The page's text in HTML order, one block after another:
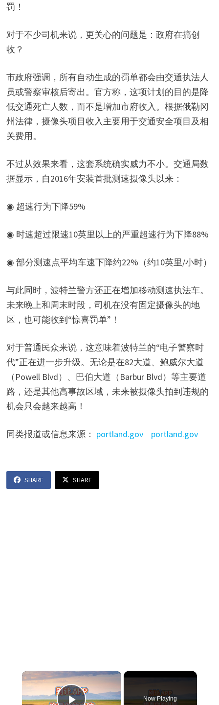
罚！
对于不少司机来说，更关心的问题是：政府在搞创
收？
市政府强调，所有自动生成的罚单都会由交通执法人
员或警察审核后寄出。官方称，这项计划的目的是降
低交通死亡人数，而不是增加市府收入。根据俄勒冈
州法律，摄像头项目收入主要用于交通安全项目及相
关费用。
不过从效果来看，这套系统确实威力不小。交通局数
据显示，自2016年安装首批测速摄像头以来：
◉ 超速行为下降59%
◉ 时速超过限速10英里以上的严重超速行为下降88%
◉ 部分测速点平均车速下降约22%（约10英里/小时）
与此同时，波特兰警方还正在增加移动测速执法车。
未来晚上和周末时段，司机在没有固定摄像头的地
区，也可能收到“惊喜罚单”！
对于普通民众来说，这意味着波特兰的“电子警察时
代”正在进一步升级。无论是在82大道、鲍威尔大道
（Powell Blvd）、巴伯大道（Barbur Blvd）等主要道
路，还是其他高事故区域，未来被摄像头拍到违规的
机会只会越来越高！
同类报道或信息来源： portland.gov portland.gov
SHARE SHARE
×
Now Playing